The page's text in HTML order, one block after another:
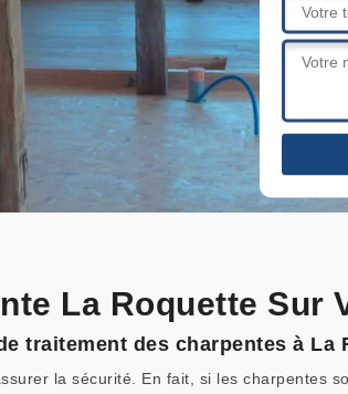
La Roquette Sur
traitement des charpentes à La
la sécurité. En fait, si les charpentes